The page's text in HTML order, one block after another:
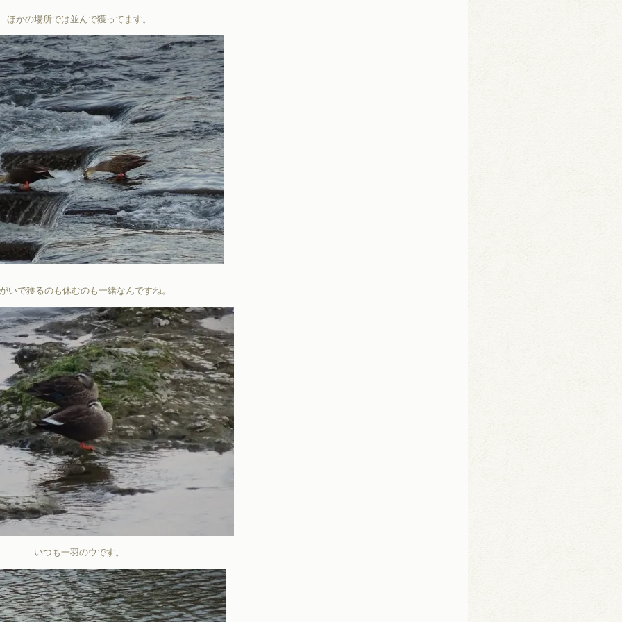
ほかの場所では並んで獲ってます。
いで獲るのも休むのも一緒なんですね。
いつも一羽のウです。